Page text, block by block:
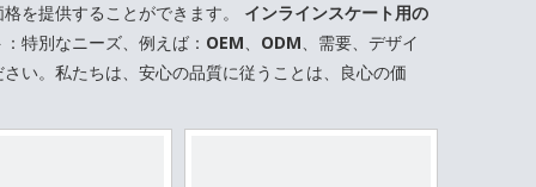
を提供することができます。 インラインスケート用の
特別なニーズ、例えば：OEM、ODM、需要、デザイ
い。私たちは、安心の品質に従うことは、良心の価